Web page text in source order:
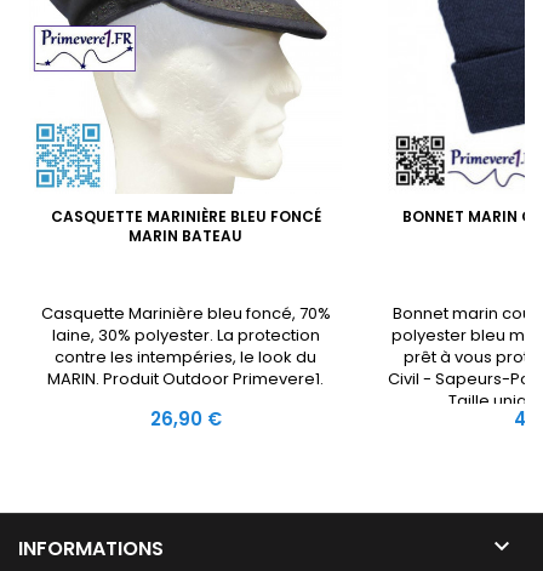
CASQUETTE MARINIÈRE BLEU FONCÉ
MARIN BATEAU
Casquette Marinière bleu foncé, 70%
laine, 30% polyester. La protection
contre les intempéries, le look du
MARIN. Produit Outdoor Primevere1.
Prix
26,90 €
BONNET MARIN
Bonnet marin
polyester bleu
prêt à vous
Civil - Sapeurs-
Taille
Prix
INFORMATIONS 